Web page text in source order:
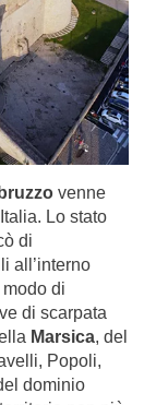
venne
Lo stato
di
all’interno
di
di scarpata
Marsica, del
Popoli,
dominio